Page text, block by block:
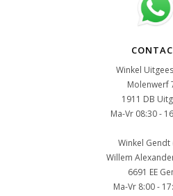
Winkel
Molenwerf
1911 DB
Ma-Vr 08:30 -
Winkel Gendt
Willem
6691 EE
Ma-Vr 8:00 -